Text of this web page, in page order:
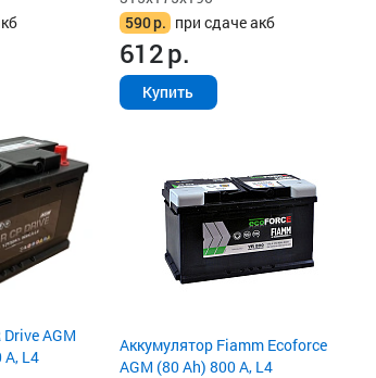
590р. при сдаче акб
612р.
Купить
AGM
А, L4
Аккумулятор Fiamm Ecoforce
AGM (80 Ah) 800 А, L4